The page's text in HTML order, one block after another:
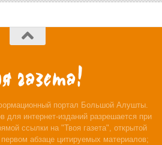
портал Большой Алушты.
для интернет-изданий разрешается при
ссылки на "Твоя газета", открытой
абзаце цитируемых материалов;